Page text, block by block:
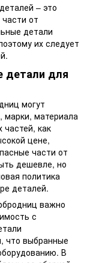
– это
от
детали
их следует
детали для
могут
марки, материала
частей, как
цене,
части от
дешевле, но
политика
деталей.
важно
с
что выбранные
В